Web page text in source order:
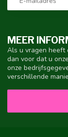
MEER
Als u vragen heeft
dan voor dat u
onze
verschillende